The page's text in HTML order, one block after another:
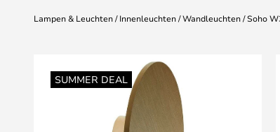
Lampen & Leuchten Innenleuchten Wandleuchten Soho
SUMMER DEAL
Ende